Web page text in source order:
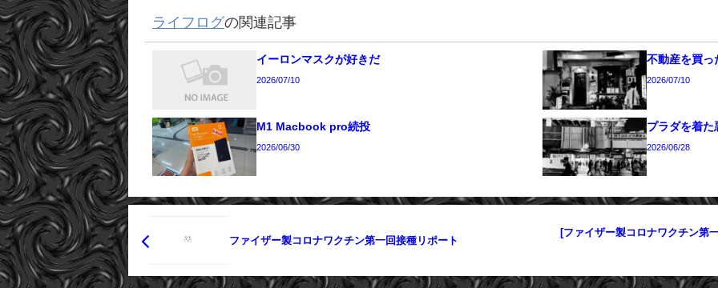
ライフログの関連記事
イーロンマスクが好きだ
2026/07/10
不動産を買っ
2026/07/10
M1 Macbook pro続投
2026/06/30
プラダを着た
2026/06/28
ファイザー製コロナワクチン第一回接種リポート
[ファイザー製コロナワクチン第